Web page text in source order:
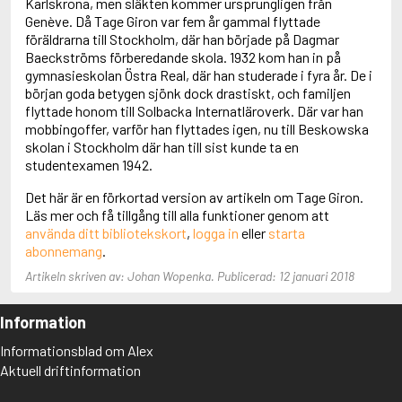
Adolfsson, Maria
Adolphsen, Peter
Genève. Då Tage Giron var fem år gammal flyttade
föräldrarna till Stockholm, där han började på Dagmar
Baeckströms förberedande skola. 1932 kom han in på
gymnasieskolan Östra Real, där han studerade i fyra år. De i
början goda betygen sjönk dock drastiskt, och familjen
flyttade honom till Solbacka Internatläroverk. Där var han
mobbingoffer, varför han flyttades igen, nu till Beskowska
skolan i Stockholm där han till sist kunde ta en
studentexamen 1942.
Det här är en förkortad version av artikeln om Tage Giron.
Läs mer och få tillgång till alla funktioner genom att
använda ditt bibliotekskort, logga in eller starta
abonnemang.
Artikeln skriven av: Johan Wopenka. Publicerad: 12 januari 2018
Information
Informationsblad om Alex
Aktuell driftinformation